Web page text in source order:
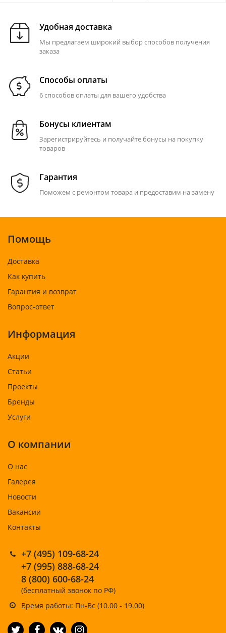
Удобная доставка
Мы предлагаем широкий выбор способов получения
заказа
Способы оплаты
6 способов оплаты для вашего удобства
Бонусы клиентам
Зарегистрируйтесь и получайте бонусы на покупку
товаров
Гарантия
Поможем с ремонтом товара и предоставим на замену
Помощь
Доставка
Как купить
Гарантия и возврат
Вопрос-ответ
Информация
Акции
Статьи
Проекты
Бренды
Услуги
О компании
О нас
Галерея
Новости
Вакансии
Контакты
+7 (495) 109-68-24
+7 (995) 888-68-24
8 (800) 600-68-24
(бесплатный звонок по РФ)
Время работы: Пн-Вс (10.00 - 19.00)